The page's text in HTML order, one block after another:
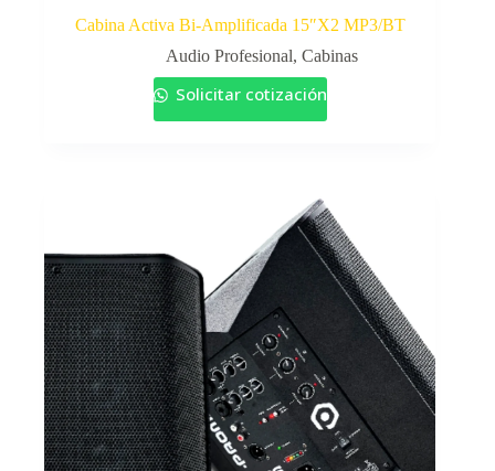
Cabina Activa Bi-Amplificada 15″X2 MP3/BT
Audio Profesional,Cabinas
Solicitar cotización